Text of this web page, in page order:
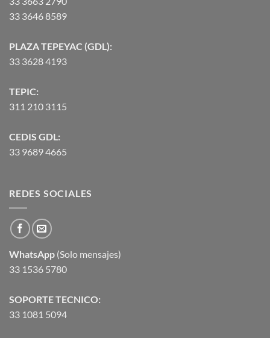
33 3646 8589
PLAZA TEPEYAC (GDL):
33 3628 4193
TEPIC:
311 210 3115
CEDIS GDL:
33 9689 4665
REDES SOCIALES
WhatsApp (Solo mensajes)
33 1536 5780
SOPORTE TECNICO:
33 1081 5094